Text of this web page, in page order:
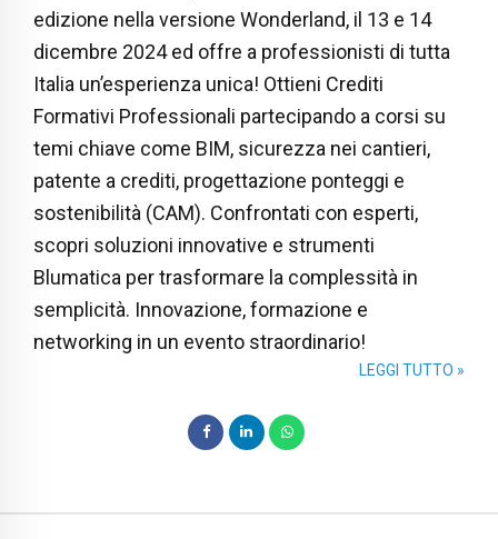
edizione nella versione Wonderland, il 13 e 14
dicembre 2024 ed offre a professionisti di tutta
Italia un’esperienza unica! Ottieni Crediti
Formativi Professionali partecipando a corsi su
temi chiave come BIM, sicurezza nei cantieri,
patente a crediti, progettazione ponteggi e
sostenibilità (CAM). Confrontati con esperti,
scopri soluzioni innovative e strumenti
Blumatica per trasformare la complessità in
semplicità. Innovazione, formazione e
networking in un evento straordinario!
LEGGI TUTTO »